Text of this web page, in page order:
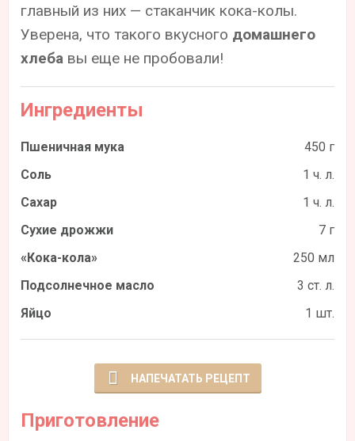
главный из них — стаканчик кока-колы.
Уверена, что такого вкусного домашнего
хлеба вы еще не пробовали!
Ингредиенты
Пшеничная мука
450 г
Соль
1 ч. л.
Сахар
1 ч. л.
Сухие дрожжи
7 г
«Кока-кола»
250 мл
Подсолнечное масло
3 ст. л.
Яйцо
1 шт.
НАПЕЧАТАТЬ РЕЦЕПТ
Приготовление